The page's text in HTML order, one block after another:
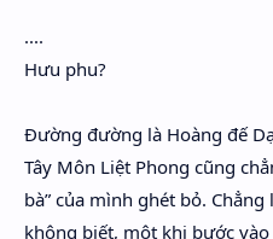
....
Hưu phu?
Đường đường là Hoàng đế
Tây Môn Liệt Phong cũng
bà” của mình ghét bỏ.
không biết, một khi bước